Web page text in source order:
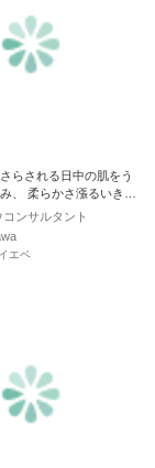
らされる日中の肌をう
、 柔らかさ漲るいきい
へ。もっ…
コンサルタント
エベ